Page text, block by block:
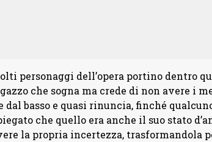
personaggi dell’opera portino dentro
che sogna ma crede di non avere i
dal basso e quasi rinuncia, finché
che quello era anche il suo stato
la propria incertezza, trasformandola